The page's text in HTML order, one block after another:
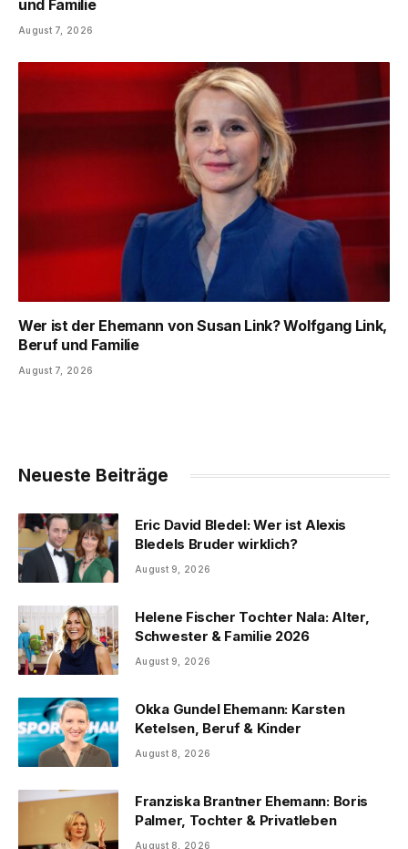
und Familie
August 7, 2026
Wer ist der Ehemann von Susan Link? Wolfgang Link,
Beruf und Familie
August 7, 2026
Neueste Beiträge
Eric David Bledel: Wer ist Alexis
Bledels Bruder wirklich?
August 9, 2026
Helene Fischer Tochter Nala: Alter,
Schwester & Familie 2026
August 9, 2026
Okka Gundel Ehemann: Karsten
Ketelsen, Beruf & Kinder
August 8, 2026
Franziska Brantner Ehemann: Boris
Palmer, Tochter & Privatleben
August 8, 2026